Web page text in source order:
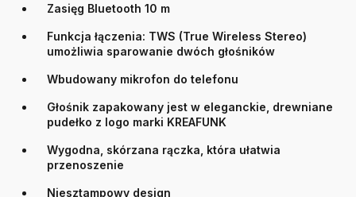
Zasięg Bluetooth 10 m
Funkcja łączenia: TWS (True Wireless Stereo)
umożliwia sparowanie dwóch głośników
Wbudowany mikrofon do telefonu
Głośnik zapakowany jest w eleganckie, drewniane
pudełko z logo marki KREAFUNK
Wygodna, skórzana rączka, która ułatwia
przenoszenie
Niesztampowy design